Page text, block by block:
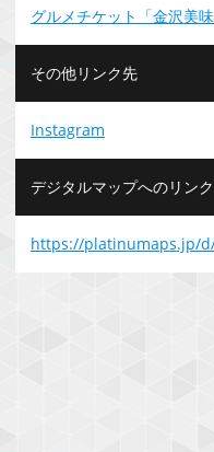
グルメチケット「金沢美
その他リンク先
Instagram
デジタルマップへのリンク
https://platinumaps.jp/